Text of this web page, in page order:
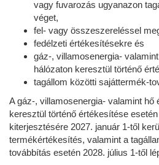
vagy fuvarozás ugyanazon
véget,
fel- vagy összeszereléssel
fedélzeti értékesítésekre és
gáz-, villamosenergia-
hálózaton keresztül történő
tagállom közötti sajáttermék-
A gáz-, villamosenergia- valamint hő
keresztül történő értékesítése
kiterjesztésére 2027. január 1-től
termékértékesítés, valamint a
továbbítás esetén 2028. július 1-től